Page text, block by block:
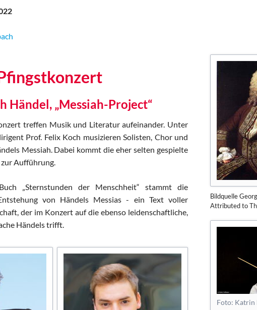
40.
39.
38.
Händel, „Messiah-Project“
treffen Musik und Literatur aufeinander. Unter
Prof. Felix Koch musizieren Solisten, Chor und
Messiah. Dabei kommt die eher selten gespielte
Aufführung.
„Sternstunden der Menschheit“ stammt die
von Händels Messias - ein Text voller
der im Konzert auf die ebenso leidenschaftliche,
Händels trifft.
Bildquelle
Attributed to
Foto: Katrin